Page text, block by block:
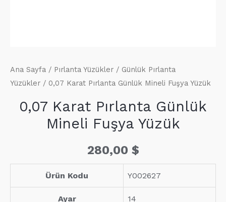
Ana Sayfa / Pırlanta Yüzükler / Günlük Pırlanta
Yüzükler / 0,07 Karat Pırlanta Günlük Mineli Fuşya Yüzük
0,07 Karat Pırlanta Günlük
Mineli Fuşya Yüzük
280,00 $
Ürün Kodu Y002627
Ayar 14